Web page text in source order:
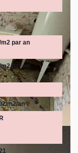
par an
par an
m2/an